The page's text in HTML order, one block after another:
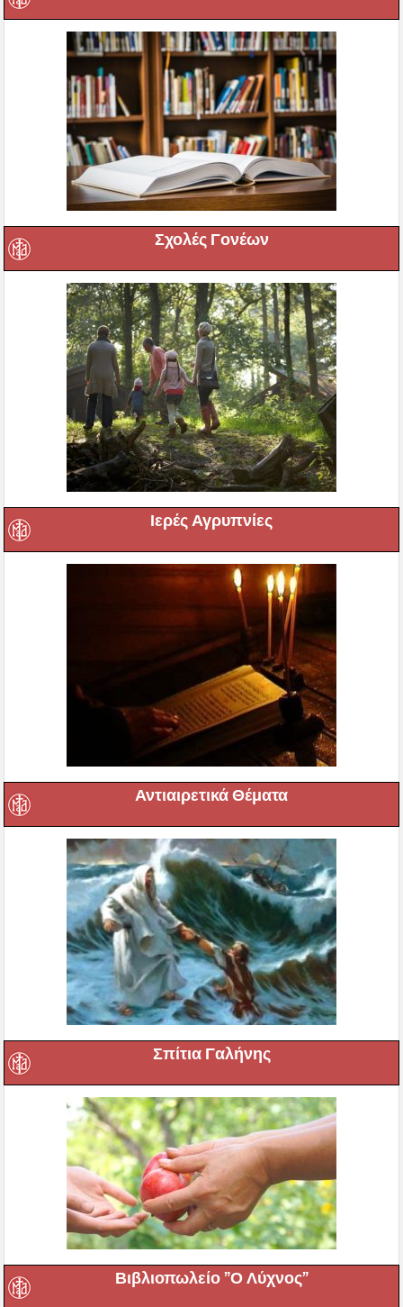
Σχολές Γονέων
Ιερές Αγρυπνίες
Αντιαιρετικά Θέματα
Σπίτια Γαλήνης
Βιβλιοπωλείο ”Ο Λύχνος”